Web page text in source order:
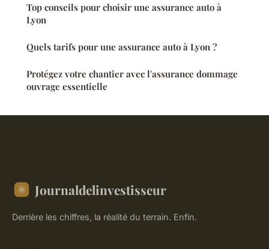
Top conseils pour choisir une assurance auto à
Lyon
Quels tarifs pour une assurance auto à Lyon ?
Protégez votre chantier avec l'assurance dommage
ouvrage essentielle
Journaldelinvestisseur
Derrière les chiffres, la réalité du terrain. Enfin.